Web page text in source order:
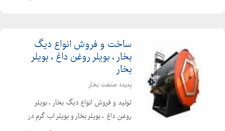
ساخت و فروش انواع دیگ
بخار ، بویلر روغن داغ ، بویلر
بخار
پدیده صنعت بخار
تولید و فروش انواع دیگ بخار ، بویلر
روغن داغ ، بویلر بخار و بویلر اب گرم در